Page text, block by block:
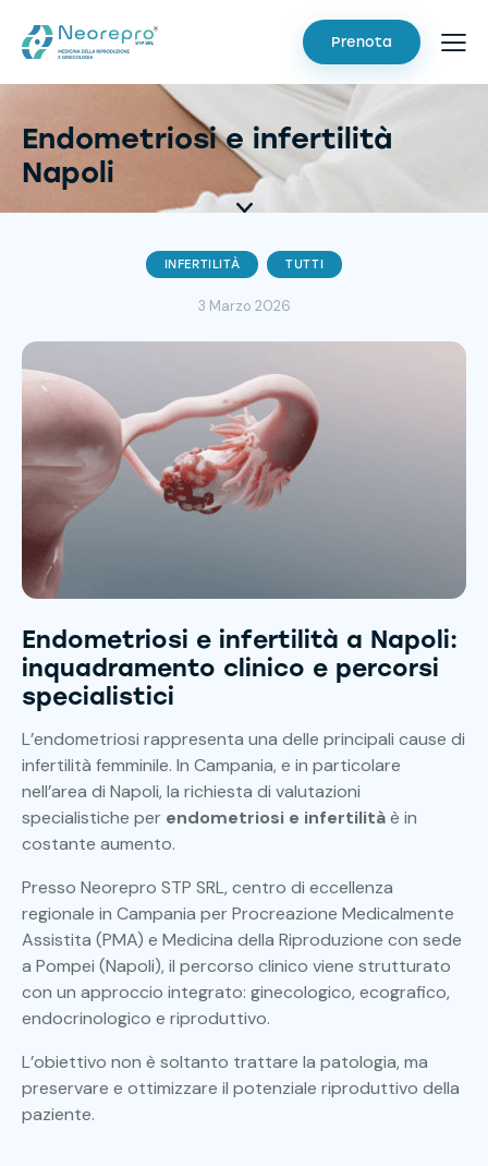
Prenota
Endometriosi e infertilità
Napoli
INFERTILITÀ TUTTI
3 Marzo 2026
Endometriosi e infertilità a Napoli:
inquadramento clinico e percorsi
specialistici
L’endometriosi rappresenta una delle principali cause di
infertilità femminile. In Campania, e in particolare
nell’area di Napoli, la richiesta di valutazioni
specialistiche per endometriosi e infertilitàè in
costante aumento.
Presso Neorepro STP SRL, centro di eccellenza
regionale in Campania per Procreazione Medicalmente
Assistita (PMA) e Medicina della Riproduzione con sede
a Pompei (Napoli), il percorso clinico viene strutturato
con un approccio integrato: ginecologico, ecografico,
endocrinologico e riproduttivo.
L’obiettivo non è soltanto trattare la patologia, ma
preservare e ottimizzare il potenziale riproduttivo della
paziente.